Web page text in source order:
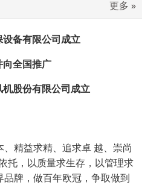
更多 »
备有限公司成立
全国推广
股份有限公司成立
精益求精、追求卓 越、崇尚
托，以质量求生存，以管理求
牌，做百年欧冠，争取做到